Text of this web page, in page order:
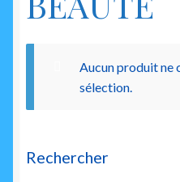
Aucun produit ne
sélection.
Rechercher